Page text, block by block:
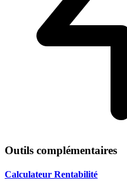
Outils complémentaires
Calculateur Rentabilité